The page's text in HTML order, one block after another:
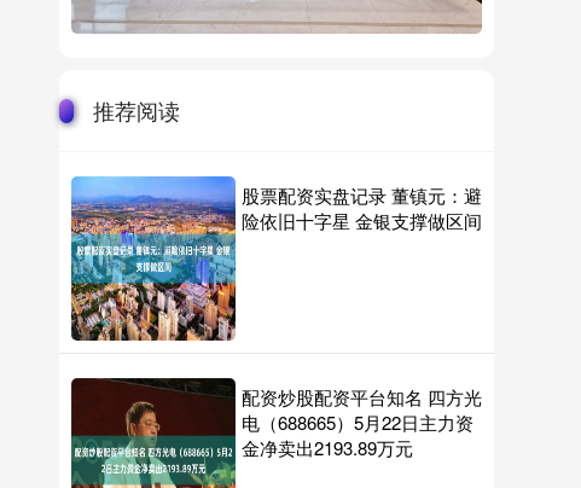
推荐阅读
股票配资实盘记录 董镇元：避
险依旧十字星 金银支撑做区间
配资炒股配资平台知名 四方光
电（688665）5月22日主力资
金净卖出2193.89万元